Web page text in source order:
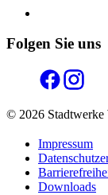
Folgen Sie uns
© 2026 Stadtwerke
Impressum
Downloads